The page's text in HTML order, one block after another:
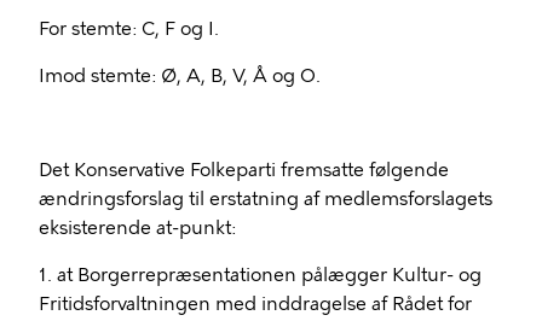
For stemte: C, F og I.
Imod stemte: Ø, A, B, V, Å og O.
Det Konservative Folkeparti fremsatte følgende
ændringsforslag til erstatning af medlemsforslagets
eksisterende at-punkt:
1. at Borgerrepræsentationen pålægger Kultur- og
Fritidsforvaltningen med inddragelse af Rådet for